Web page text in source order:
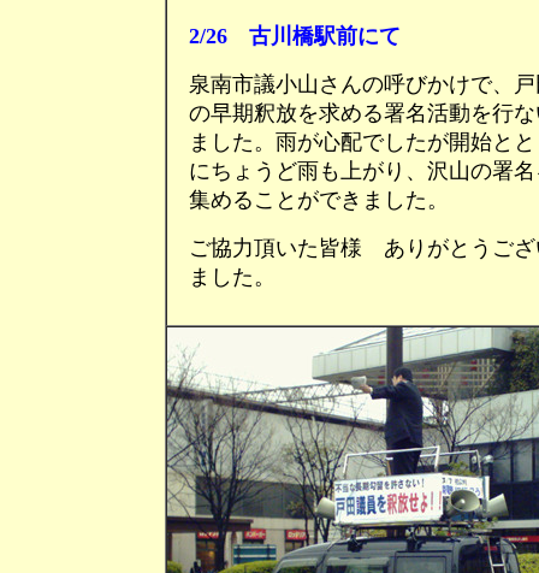
2/26 古川橋駅前にて
泉南市議小山さんの呼びかけで、
の早期釈放を求める署名活動を行な
ました。雨が心配でしたが開始と
にちょうど雨も上がり、沢山の署
集めることができました。
ご協力頂いた皆様 ありがとうござ
ました。